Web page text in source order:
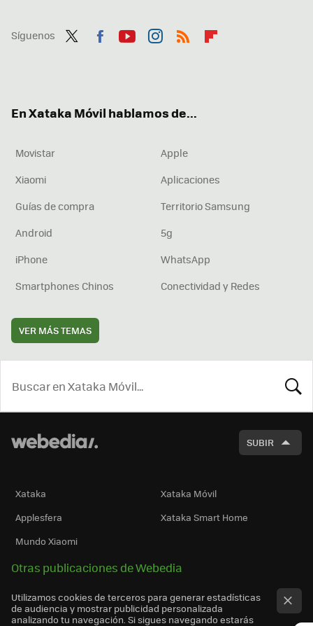
Síguenos
En Xataka Móvil hablamos de...
Movistar
Apple
Xiaomi
Aplicaciones
Guías de compra
Territorio Samsung
Android
5g
iPhone
WhatsApp
Smartphones Chinos
Conectividad y Redes
VER MÁS TEMAS
SUBIR
Xataka
Xataka Móvil
Applesfera
Xataka Smart Home
Mundo Xiaomi
Otras publicaciones de Webedia
Utilizamos cookies de terceros para generar estadísticas
de audiencia y mostrar publicidad personalizada
analizando tu navegación. Si sigues navegando estarás